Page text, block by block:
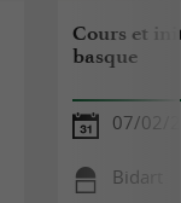
Cours et
basque
07/02/
Bidart